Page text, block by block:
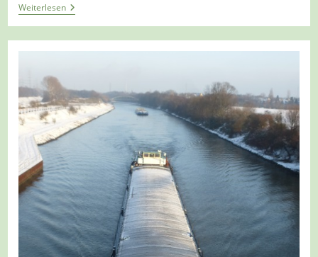
WeiterlesenTour
665
–
Oberhausen
–
Oberhausen
–
Etappe